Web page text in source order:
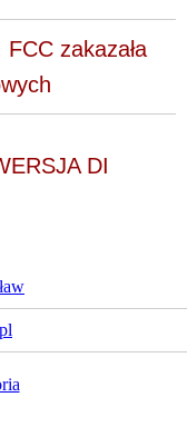
zakazała
DI